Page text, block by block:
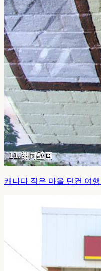
캐나다 작은 마을 던컨 여